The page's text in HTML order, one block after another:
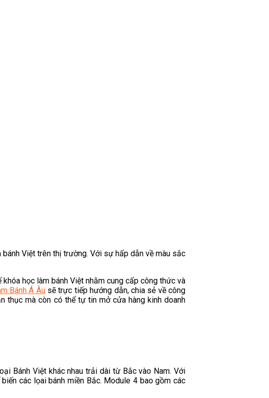
Việt trên thị trường. Với sự hấp dẫn về màu sắc
học làm bánh Việt nhằm cung cấp công thức và
Bánh Á Âusẽ trực tiếp hướng dẫn, chia sẻ về công
thục mà còn có thể tự tin mở cửa hàng kinh doanh
Bánh Việt khác nhau trải dài từ Bắc vào Nam. Với
các lọai bánh miền Bắc. Module 4 bao gồm các